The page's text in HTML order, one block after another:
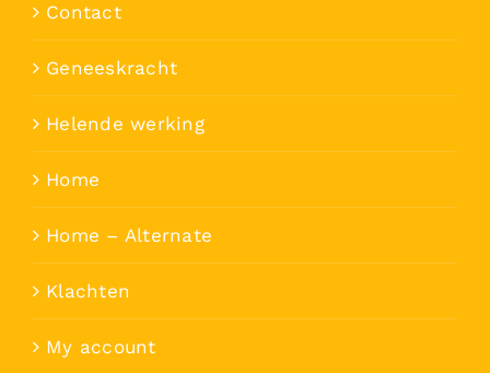
Contact
Geneeskracht
Helende werking
Home
Home – Alternate
Klachten
My account